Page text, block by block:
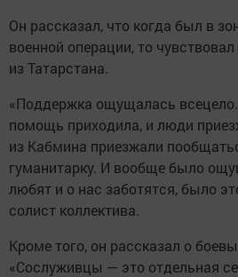
Он рассказал, что когда был в
военной операции, то
из Татарстана.
«Поддержка ощущалась
помощь приходила, и люди
из Кабмина приезжали
гуманитарку. И вообще было
любят и о нас заботятся, было
солист коллектива.
Кроме того, он рассказал о
«Сослуживцы — это отдельная